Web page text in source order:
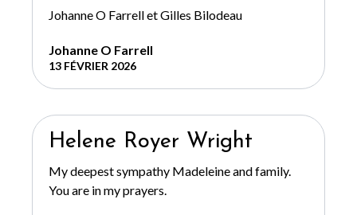
Johanne O Farrell et Gilles Bilodeau
Johanne O Farrell
13 FÉVRIER 2026
Helene Royer Wright
My deepest sympathy Madeleine and family.
You are in my prayers.